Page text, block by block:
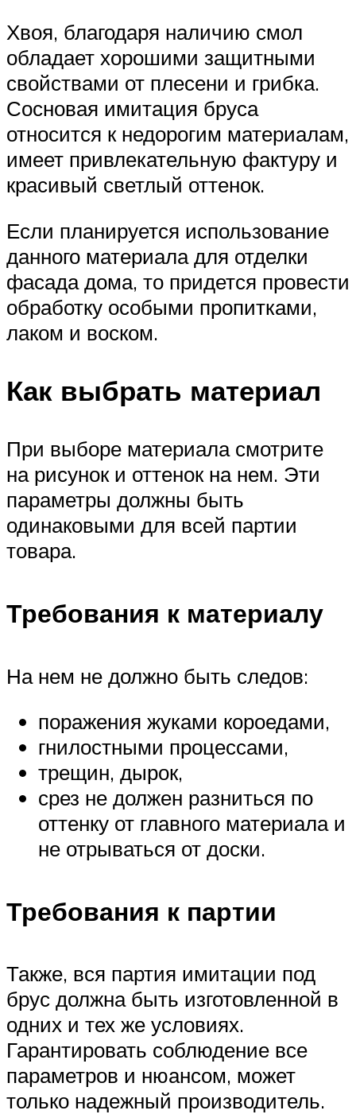
Хвоя, благодаря наличию смол
обладает хорошими защитными
свойствами от плесени и грибка.
Сосновая имитация бруса
относится к недорогим материалам,
имеет привлекательную фактуру и
красивый светлый оттенок.
Если планируется использование
данного материала для отделки
фасада дома, то придется провести
обработку особыми пропитками,
лаком и воском.
Как выбрать материал
При выборе материала смотрите
на рисунок и оттенок на нем. Эти
параметры должны быть
одинаковыми для всей партии
товара.
Требования к материалу
На нем не должно быть следов:
поражения жуками короедами,
гнилостными процессами,
трещин, дырок,
срез не должен разниться по
оттенку от главного материала и
не отрываться от доски.
Требования к партии
Также, вся партия имитации под
брус должна быть изготовленной в
одних и тех же условиях.
Гарантировать соблюдение все
параметров и нюансом, может
только надежный производитель.